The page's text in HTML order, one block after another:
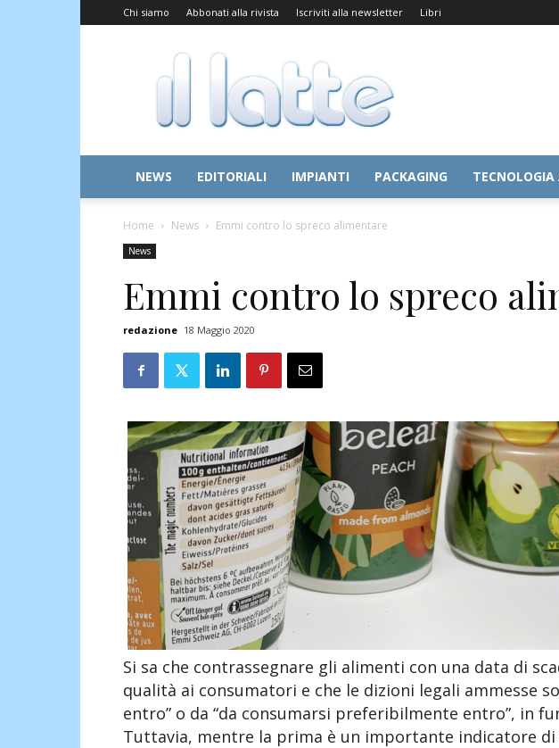
Chi siamo Abbonati alla rivista Iscriviti alla newsletter Libri
Il
Latte
NEWS EDITORIALI IMPIANTI PACKAGING
Home News Emmi contro lo spreco alimentare
News
Emmi contro lo spreco
redazione 18 Maggio 2020
Si sa che contrassegnare gli alimenti con una data di
qualità ai consumatori e che le dizioni legali ammesse
entro” o da “da consumarsi preferibilmente entro”, in
Tuttavia, mentre la prima è un importante indicatore di